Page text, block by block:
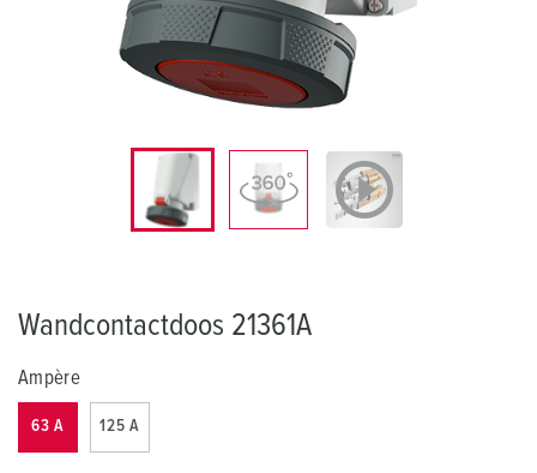
Wandcontactdoos 21361A
Ampère
63 A 125 A